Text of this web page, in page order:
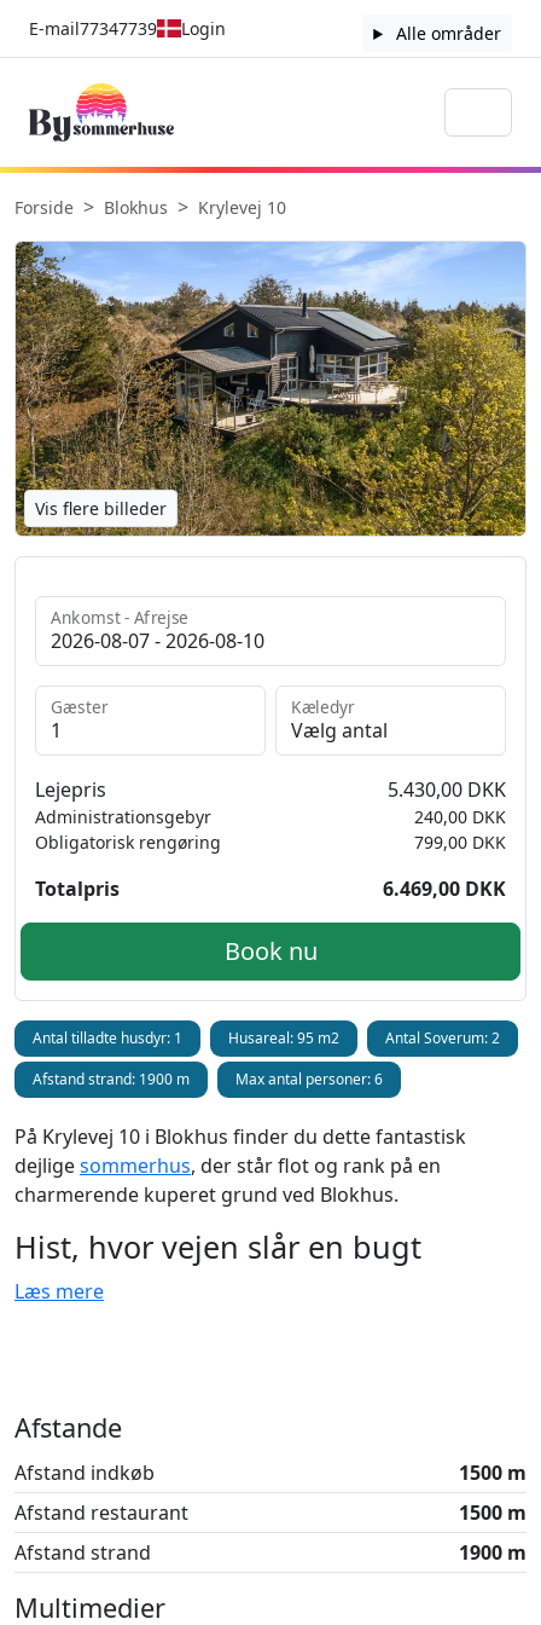
E-mail77347739 Login Alle områder
Forside Blokhus Krylevej 10
Vis flere billeder
Antal tilladte husdyr: 1 Husareal: 95 m2
Antal Soverum: 2
Afstand strand: 1900 m
Max antal personer: 6
På Krylevej 10 i Blokhus finder du dette fantastisk
dejligesommerhus, der står flot og rank på en
charmerende kuperet grund ved Blokhus.
Hist, hvor vejen slår en bugt
..ja, her ligger et hus så smukt! Dette feriehus er virkelig
sommerhuset stolt troner frem oppe i niveau. Vejen fra
postkassen og hen forbi nummer 12 tilhører nemlig
sommerhusets grundareal. At huset ligger oppe i
niveau betyder også, at du skal op af en charmerende
trappe, der følger den bakke, hvorpå huset er bygget.
Sommerhusets layout
Læs mere
Afstande
Afstand indkøb
1500 m
Afstand restaurant
1500 m
Afstand strand
1900 m
Multimedier
Ankomst - Afrejse
Gæster Kæledyr
Lejepris 5.430,00 DKK
240,00 DKK
Administrationsgebyr
799,00 DKK
Obligatorisk rengøring
Totalpris 6.469,00 DKK
Book nu